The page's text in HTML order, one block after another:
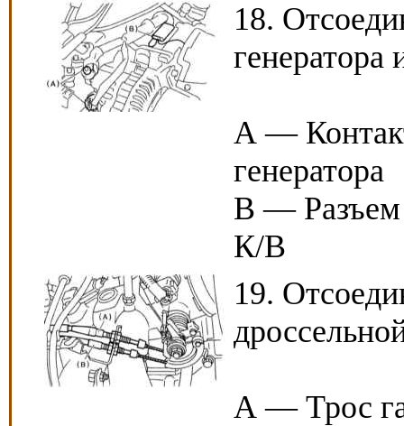
18.
А —
генератора
B — Разъем
К/В
19.
А — Трос